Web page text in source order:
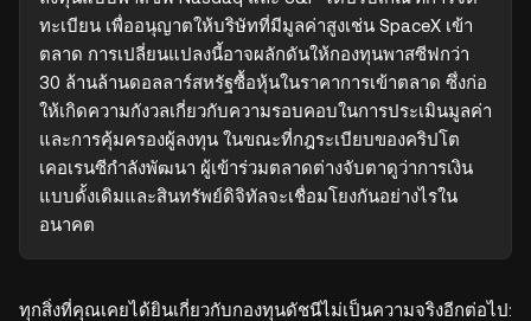
ทะเบียน เพื่ออนุญาตให้บริษัทที่มีมูลค่าสูงเช่น SpaceX เข้า
ตลาด การเปลี่ยนแปลงนี้อาจผลักดันให้กองทุนพาสซีฟกว่า
30 ล้านล้านดอลลาร์สหรัฐซื้อหุ้นในราคาการเข้าตลาด ซึ่งก่อ
ให้เกิดความกังวลเกี่ยวกับความรอบคอบในการประเมินมูลค่า
และการคุ้มครองผู้ลงทุน ในขณะที่กฎระเบียบของคริปโต
เคอเรนซีกำลังพัฒนา ผู้เข้าร่วมตลาดต่างจับตาดูว่าการเงิน
แบบดั้งเดิมและสินทรัพย์ดิจิทัลจะเชื่อมโยงกันอย่างไรใน
อนาคต
ทุกสิ่งที่คุณเคยได้ยินเกี่ยวกับกองทุนดัชนีไม่เป็นความจริงอีกต่อไป: